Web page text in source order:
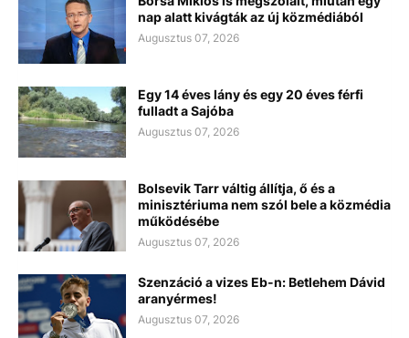
nap alatt kivágták az új közmédiából
Augusztus 07, 2026
Egy 14 éves lány és egy 20 éves férfi
fulladt a Sajóba
Augusztus 07, 2026
Bolsevik Tarr váltig állítja, ő és a
minisztériuma nem szól bele a közmédia
működésébe
Augusztus 07, 2026
Szenzáció a vizes Eb-n: Betlehem Dávid
aranyérmes!
Augusztus 07, 2026